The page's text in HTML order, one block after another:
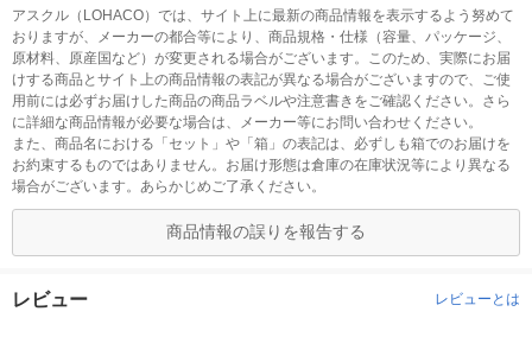
アスクル（LOHACO）では、サイト上に最新の商品情報を表示するよう努めて
おりますが、メーカーの都合等により、商品規格・仕様（容量、パッケージ、
原材料、原産国など）が変更される場合がございます。このため、実際にお届
けする商品とサイト上の商品情報の表記が異なる場合がございますので、ご使
用前には必ずお届けした商品の商品ラベルや注意書きをご確認ください。さら
に詳細な商品情報が必要な場合は、メーカー等にお問い合わせください。
また、商品名における「セット」や「箱」の表記は、必ずしも箱でのお届けを
お約束するものではありません。お届け形態は倉庫の在庫状況等により異なる
場合がございます。あらかじめご了承ください。
商品情報の誤りを報告する
レビュー レビューとは